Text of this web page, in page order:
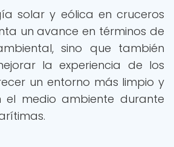
solar y eólica en cruceros
un avance en términos de
sino que también
la experiencia de los
un entorno más limpio y
el medio ambiente durante